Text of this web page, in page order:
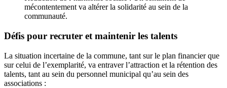
mécontentement va altérer la solidarité au sein de la
communauté.
Défis pour recruter et maintenir les talents
La situation incertaine de la commune, tant sur le plan financier que
sur celui de l’exemplarité, va entraver l’attraction et la rétention des
talents, tant au sein du personnel municipal qu’au sein des
associations :